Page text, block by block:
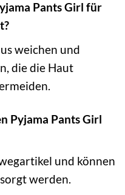
Pants Girl für
weichen und
die die Haut
Pyjama Pants Girl
und können
werden.